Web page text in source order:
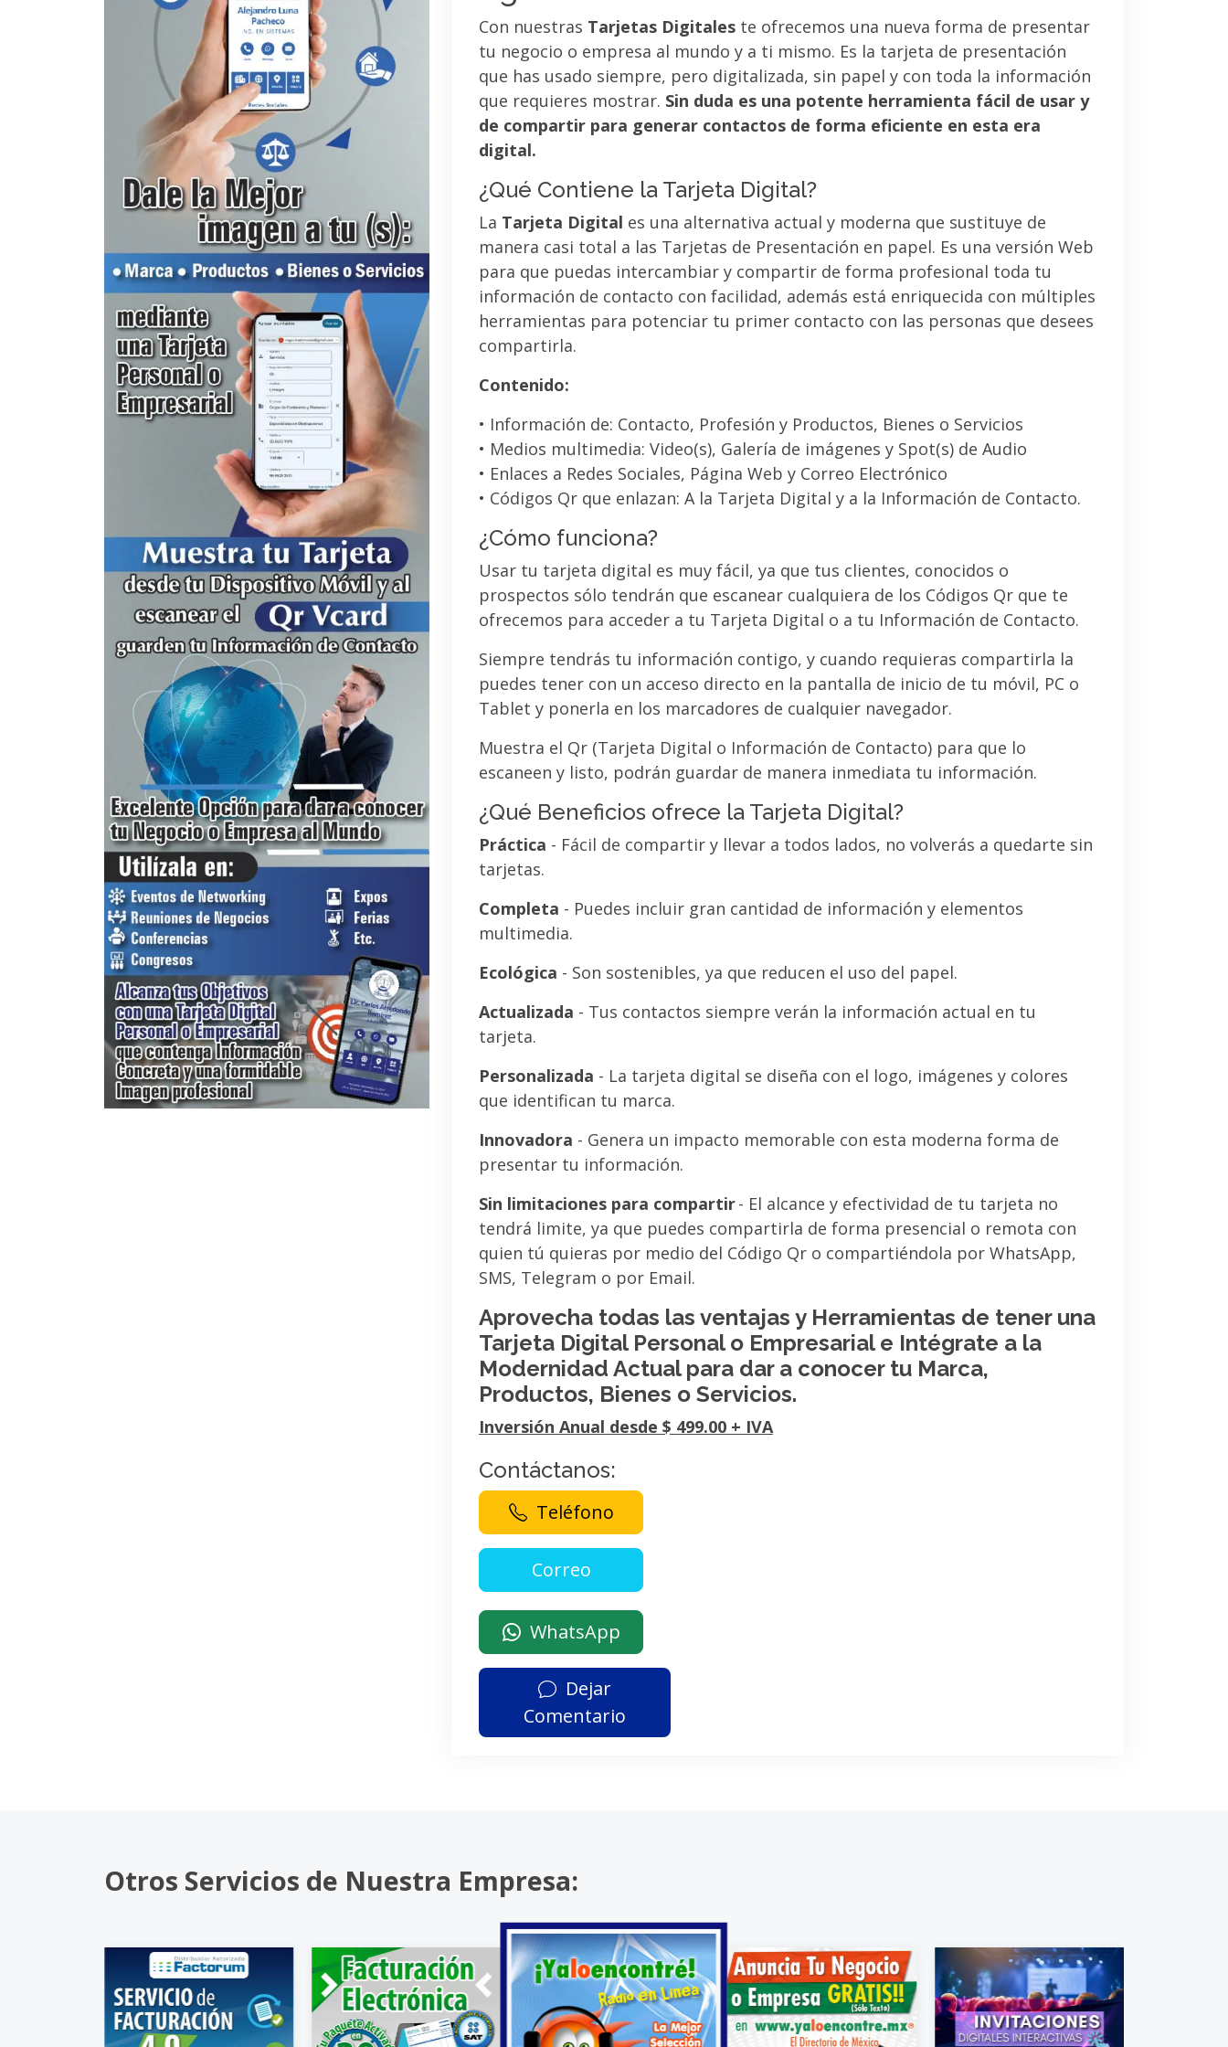
Con nuestras Tarjetas Digitales te ofrecemos una nueva forma de presentar
tu negocio o empresa al mundo y a ti mismo. Es la tarjeta de presentación
que has usado siempre, pero digitalizada, sin papel y con toda la información
que requieres mostrar. Sin duda es una potente herramienta fácil de usar y
de compartir para generar contactos de forma eficiente en esta era
digital.
¿Qué Contiene la Tarjeta Digital?
La Tarjeta Digital es una alternativa actual y moderna que sustituye de
manera casi total a las Tarjetas de Presentación en papel. Es una versión Web
para que puedas intercambiar y compartir de forma profesional toda tu
información de contacto con facilidad, además está enriquecida con múltiples
herramientas para potenciar tu primer contacto con las personas que desees
compartirla.
Contenido:
• Información de: Contacto, Profesión y Productos, Bienes o Servicios
• Medios multimedia: Video(s), Galería de imágenes y Spot(s) de Audio
• Enlaces a Redes Sociales, Página Web y Correo Electrónico
• Códigos Qr que enlazan: A la Tarjeta Digital y a la Información de Contacto.
¿Cómo funciona?
Usar tu tarjeta digital es muy fácil, ya que tus clientes, conocidos o
prospectos sólo tendrán que escanear cualquiera de los Códigos Qr que te
ofrecemos para acceder a tu Tarjeta Digital o a tu Información de Contacto.
Siempre tendrás tu información contigo, y cuando requieras compartirla la
puedes tener con un acceso directo en la pantalla de inicio de tu móvil, PC o
Tablet y ponerla en los marcadores de cualquier navegador.
Muestra el Qr (Tarjeta Digital o Información de Contacto) para que lo
escaneen y listo, podrán guardar de manera inmediata tu información.
¿Qué Beneficios ofrece la Tarjeta Digital?
Práctica - Fácil de compartir y llevar a todos lados, no volverás a quedarte sin
tarjetas.
Completa - Puedes incluir gran cantidad de información y elementos
multimedia.
Ecológica - Son sostenibles, ya que reducen el uso del papel.
Actualizada - Tus contactos siempre verán la información actual en tu
tarjeta.
Personalizada - La tarjeta digital se diseña con el logo, imágenes y colores
que identifican tu marca.
Innovadora - Genera un impacto memorable con esta moderna forma de
presentar tu información.
Sin limitaciones para compartir- El alcance y efectividad de tu tarjeta no
tendrá limite, ya que puedes compartirla de forma presencial o remota con
quien tú quieras por medio del Código Qr o compartiéndola por WhatsApp,
SMS, Telegram o por Email.
Aprovecha todas las ventajas y Herramientas de tener una
Tarjeta Digital Personal o Empresarial e Intégrate a la
Modernidad Actual para dar a conocer tu Marca,
Productos, Bienes o Servicios.
Inversión Anual desde $ 499.00 + IVA
Contáctanos:
Teléfono
WhatsApp
Dejar
Comentario
Otros Servicios de Nuestra Empresa: